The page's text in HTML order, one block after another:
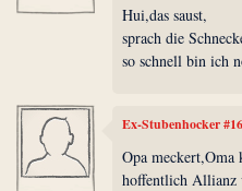
Hui,das saust,
sprach die
so schnell bin ich
Ex-Stubenhocker
Opa meckert,Oma
hoffentlich Allianz